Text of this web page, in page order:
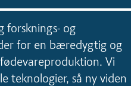
forsknings- og
for en bæredygtig og
Vi
teknologier, så ny viden